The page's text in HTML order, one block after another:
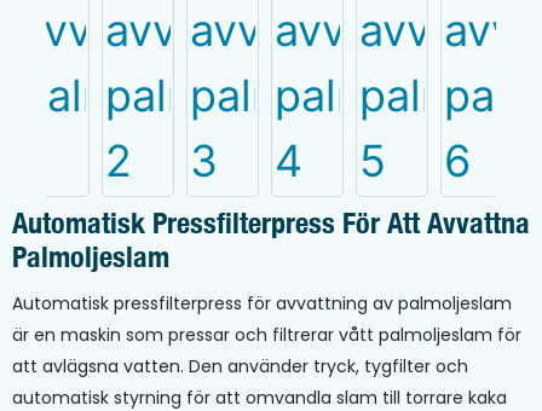
Automatisk Pressfilterpress För Att Avvattna
Palmoljeslam
Automatisk pressfilterpress för avvattning av palmoljeslam
är en maskin som pressar och filtrerar vått palmoljeslam för
att avlägsna vatten. Den använder tryck, tygfilter och
automatisk styrning för att omvandla slam till torrare kaka